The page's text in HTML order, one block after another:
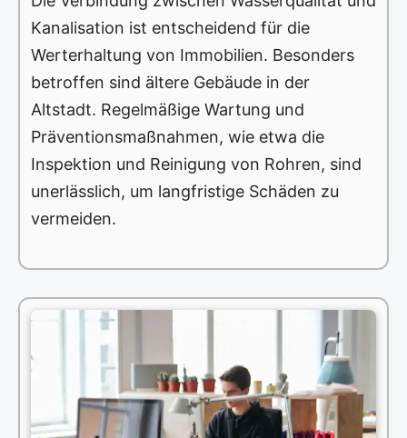
Kanalisation ist entscheidend für die
Werterhaltung von Immobilien. Besonders
betroffen sind ältere Gebäude in der
Altstadt. Regelmäßige Wartung und
Präventionsmaßnahmen, wie etwa die
Inspektion und Reinigung von Rohren, sind
unerlässlich, um langfristige Schäden zu
vermeiden.